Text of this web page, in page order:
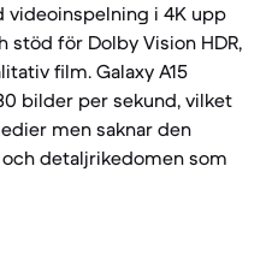
videoinspelning i 4K upp
för Dolby Vision HDR,
film. Galaxy A15
bilder per sekund, vilket
men saknar den
detaljrikedomen som